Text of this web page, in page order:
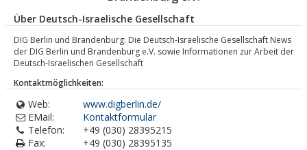
Über Deutsch-Israelische Gesellschaft
DIG Berlin und Brandenburg: Die Deutsch-Israelische Gesellschaft News
der DIG Berlin und Brandenburg e.V. sowie Informationen zur Arbeit der
Deutsch-Israelischen Gesellschaft
Kontaktmöglichkeiten:
Web:
www.digberlin.de/
EMail:
Kontaktformular
Telefon:
+49 (030) 28395215
Fax:
+49 (030) 28395135